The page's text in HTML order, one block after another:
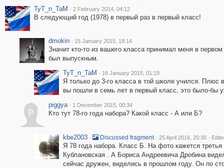
TyT_n_TaM · 2 February 2014, 04:12
В следующий год (1978) в первый раз в первый класс!
dmokin · 15 January 2015, 18:14
Значит кто-то из вашего класса принимал меня в
был выпускным.
TyT_n_TaM · 16 January 2015, 01:19
Я только до 3-го класса в той школе учился.
вы пошли в семь лет в первый класс, это было-бы
p
piggya · 1 December 2015, 00:34
Кто тут 78-го года набора? Какой класс - А или Б?
kbe2003 · Discussed fragment · 25 April 2016, 20:30 ·
Я 78 года набора. Класс Б. На фото кажется
Кублановская . А Бориса Андреевича Дробина
сейчас дружен, виделись в прошлом году. Он по